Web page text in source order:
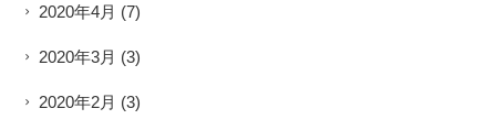
2020年4月 (7)
2020年3月 (3)
2020年2月 (3)